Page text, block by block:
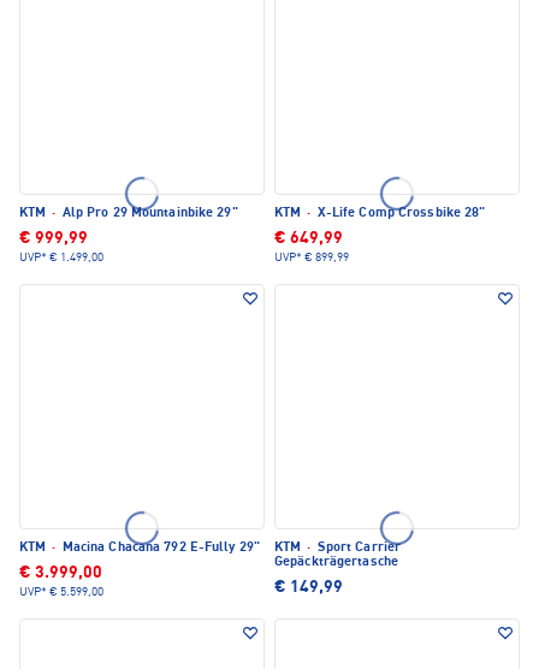
KTM · Alp Pro 29 Mountainbike 29"
€ 999,99
UVP* € 1.499,00
KTM · X-Life Comp Crossbike 28"
€ 649,99
UVP* € 899,99
KTM · Macina Chacana 792 E-Fully 29"
€ 3.999,00
UVP* € 5.599,00
KTM · Sport Carrier
Gepäckträgertasche
€ 149,99